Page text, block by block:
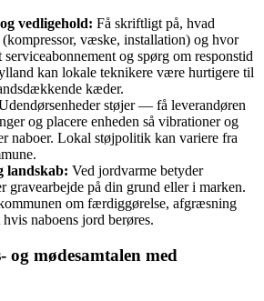
vedligehold: Få skriftligt på, hvad
væske, installation) og hvor
og spørg om responstid
kan lokale teknikere være hurtigere til
kæder.
støjer — få leverandøren
og placere enheden så vibrationer og
naboer. Lokal støjpolitik kan variere fra
landskab: Ved jordvarme betyder
gravearbejde på din grund eller i marken.
om færdiggørelse, afgræsning
naboens jord berøres.
og mødesamtalen med